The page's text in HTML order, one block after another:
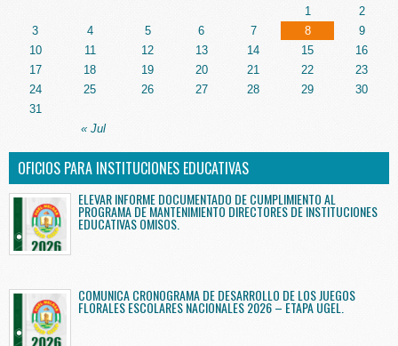
« Jul
1
2
3
4 5 6 7 8
9
10
11 12 13 14 15
16
17
18 19 20 21 22
23
24
25 26 27 28 29
30
31
OFICIOS PARA INSTITUCIONES EDUCATIVAS
ELEVAR INFORME DOCUMENTADO DE CUMPLIMIENTO AL
PROGRAMA DE MANTENIMIENTO DIRECTORES DE INSTITUCIONES
EDUCATIVAS OMISOS.
COMUNICA CRONOGRAMA DE DESARROLLO DE LOS JUEGOS
FLORALES ESCOLARES NACIONALES 2026 – ETAPA UGEL.